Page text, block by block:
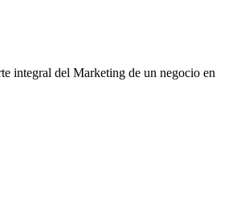
integral del Marketing de un negocio en